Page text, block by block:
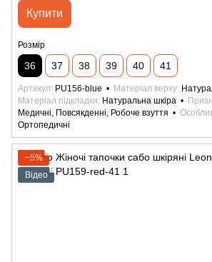
Купити
Розмір
36 37 38 39 40 41
Артикул PU156-blue Матеріал верху
Матеріал підкладки
Натуральна шкіра
Медичні, Повсякденні, Робоче взуття
Ортопедичні
−5%
Відео